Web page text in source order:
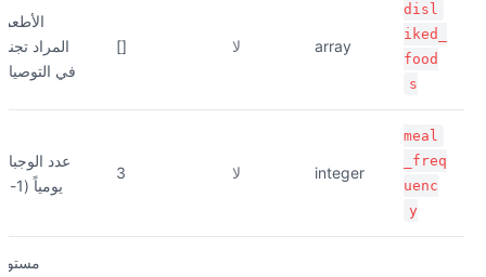
disl
iked_
food
s
array لا []
المراد
في
meal
_freq
uenc
y
integer لا 3
عدد
يومياً (1-6)